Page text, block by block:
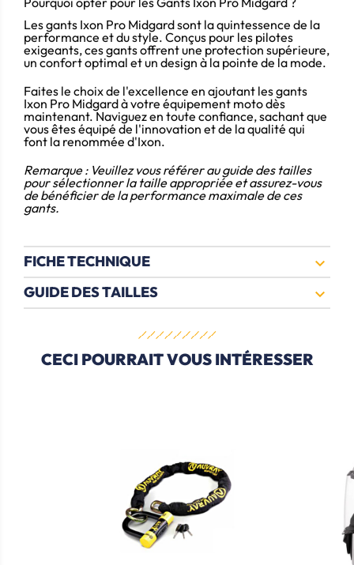
Les gants Ixon Pro Midgard sont la quintessence de la
performance et du style. Conçus pour les pilotes
exigeants, ces gants offrent une protection supérieure,
un confort optimal et un design à la pointe de la mode.
Faites le choix de l'excellence en ajoutant les gants
Ixon Pro Midgard à votre équipement moto dès
maintenant.Naviguez en toute confiance, sachant que
vous êtes équipé de l'innovation et de la qualité qui
font la renommée d'Ixon.
Remarque : Veuillez vous référer au guide des tailles
pour sélectionner la taille appropriée et assurez-vous
de bénéficier de la performance maximale de ces
gants.
FICHE TECHNIQUE 
GUIDE DES TAILLES 
CECI POURRAIT VOUS INTÉRESSER